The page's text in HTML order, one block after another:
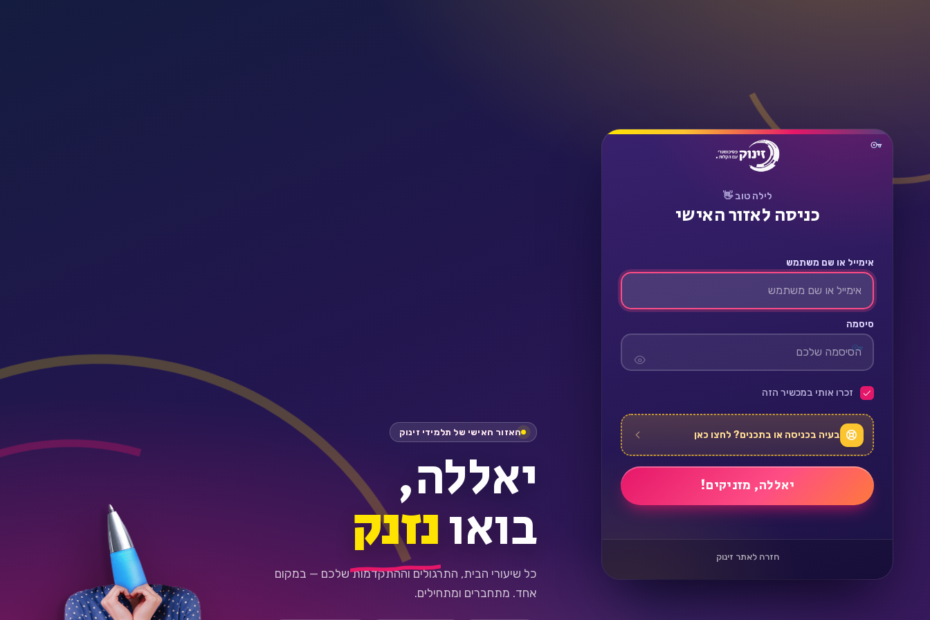
לילה טוב 👋
כניסה לאזור האישי
אימייל או שם משתמש
סיסמה
זכרו אותי במכשיר הזה
בעיה בכניסה או בתכנים? לחצו כאן
חזרה לאתר זינוק
האזור האישי של תלמידי זינוק
יאללה,
בואונזנק
כל שיעורי הבית, התרגולים וההתקדמות שלכם — במקום
אחד. מתחברים ומתחילים.